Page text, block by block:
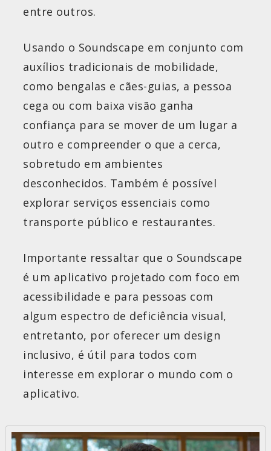
entre outros.
Usando o Soundscape em conjunto com
auxílios tradicionais de mobilidade,
como bengalas e cães-guias, a pessoa
cega ou com baixa visão ganha
confiança para se mover de um lugar a
outro e compreender o que a cerca,
sobretudo em ambientes
desconhecidos. Também é possível
explorar serviços essenciais como
transporte público e restaurantes.
Importante ressaltar que o Soundscape
é um aplicativo projetado com foco em
acessibilidade e para pessoas com
algum espectro de deficiência visual,
entretanto, por oferecer um design
inclusivo, é útil para todos com
interesse em explorar o mundo com o
aplicativo.